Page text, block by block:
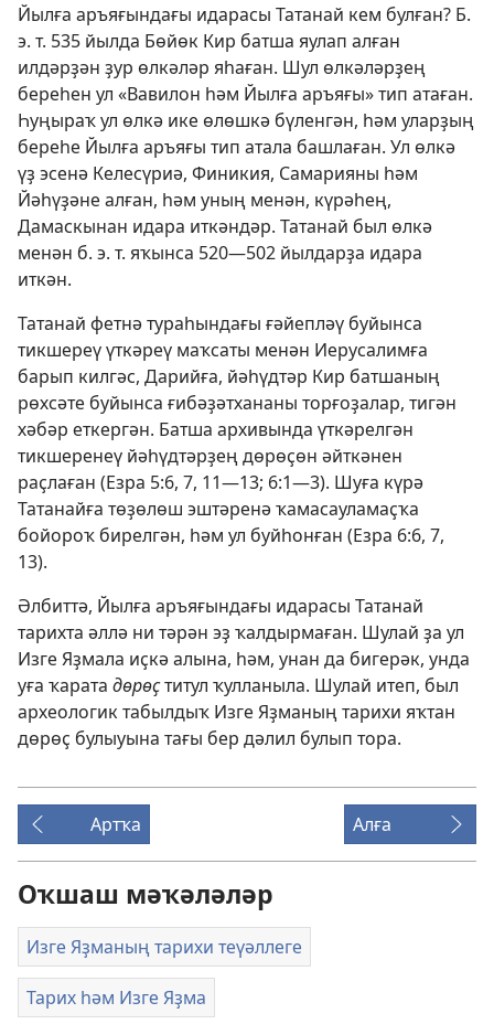
Йылға аръяғындағы идарасы Татанай кем булған? Б.
э. т. 535 йылда Бөйөк Кир батша яулап алған
илдәрҙән ҙур өлкәләр яһаған. Шул өлкәләрҙең
береһен ул «Вавилон һәм Йылға аръяғы» тип атаған.
Һуңыраҡ ул өлкә ике өлөшкә бүленгән, һәм уларҙың
береһе Йылға аръяғы тип атала башлаған. Ул өлкә
үҙ эсенә Келесүриә, Финикия, Самарияны һәм
Йәһүҙәне алған, һәм уның менән, күрәһең,
Дамаскынан идара иткәндәр. Татанай был өлкә
менән б. э. т. яҡынса 520—502 йылдарҙа идара
иткән.
Татанай фетнә тураһындағы ғәйепләү буйынса
тикшереү үткәреү маҡсаты менән Иерусалимға
барып килгәс, Дарийға, йәһүдтәр Кир батшаның
рөхсәте буйынса ғибәҙәтхананы торғоҙалар, тигән
хәбәр еткергән. Батша архивында үткәрелгән
тикшеренеү йәһүдтәрҙең дөрөҫөн әйткәнен
раҫлаған (Езра 5:6, 7, 11—13; 6:1—3). Шуға күрә
Татанайға төҙөлөш эштәренә ҡамасауламаҫҡа
бойороҡ бирелгән, һәм ул буйһонған (Езра 6:6, 7,
13).
Әлбиттә, Йылға аръяғындағы идарасы Татанай
тарихта әллә ни тәрән эҙ ҡалдырмаған. Шулай ҙа ул
Изге Яҙмала иҫкә алына, һәм, унан да бигерәк, унда
уға ҡарата дөрөҫтитул ҡулланыла. Шулай итеп, был
археологик табылдыҡ Изге Яҙманың тарихи яҡтан
дөрөҫ булыуына тағы бер дәлил булып тора.
Артҡа Алға
Оҡшаш мәҡәләләр
Изге Яҙманың тарихи теүәллеге
Тарих һәм Изге Яҙма